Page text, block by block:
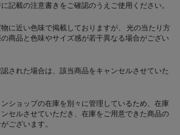
記載の注意書きをご確認のうえご使用ください。
に近い色味で掲載しておりますが、 光の当たり方
商品と色味やサイズ感が若干異なる場合がござい
された場合は、該当商品をキャンセルさせていた
ショップの在庫を別々に管理しているため、在庫
セルさせていただき、在庫をご用意できた商品の
ございます。